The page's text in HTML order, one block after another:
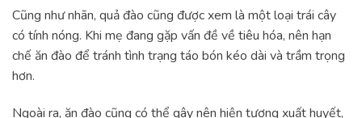
Cũng như nhãn, quả đào cũng được xem là một loại trái cây
có tính nóng. Khi mẹ đang gặp vấn đề về tiêu hóa, nên hạn
chế ăn đào để tránh tình trạng táo bón kéo dài và trầm trọng
hơn.
Ngoài ra, ăn đào cũng có thể gây nên hiện tượng xuất huyết,